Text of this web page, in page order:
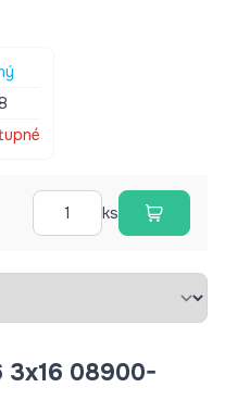
ks
3x16 08900-